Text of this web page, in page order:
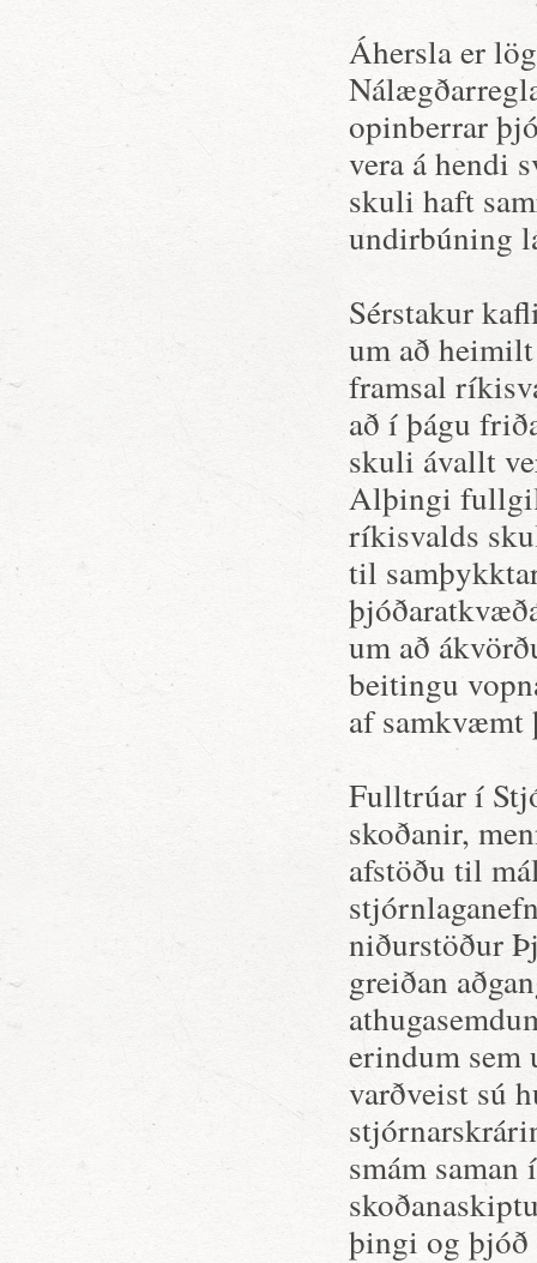
Áhersla er
opinberrar
vera á hendi
skuli haft
undirbúning
Sérstakur
um að heimilt
framsal
að í þágu
skuli ávallt
Alþingi
ríkisvalds
til
um að
beitingu
af
Fulltrúar í
skoðanir,
afstöðu til
niðurstöður
greiðan
erindum sem
varðveist sú
smám
þingi og þjóð